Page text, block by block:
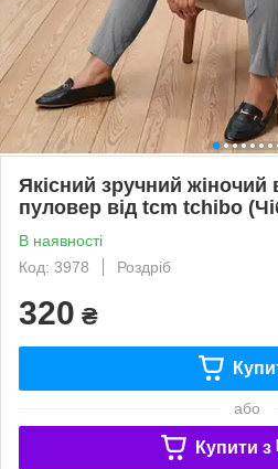
Якісний зручний жіночий
пуловер від tcm tchibo
В наявності
Код: 3978
Роздріб
320 ₴
або
Купити з